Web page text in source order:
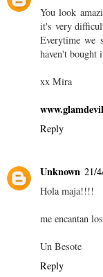
You look
it's very
Everytime we
haven't bought
xx Mira
Reply
Unknown 21/
Hola maja!!!!
me encantan
Un Besote
Reply